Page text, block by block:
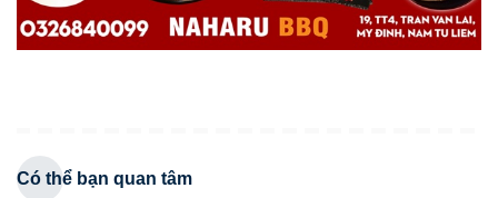
Có thể bạn quan tâm